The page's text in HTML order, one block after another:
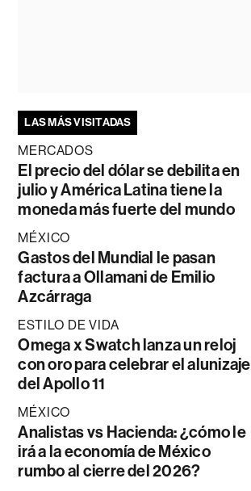
LAS MÁS VISITADAS
MERCADOS
El precio del dólar se debilita en
julio y América Latina tiene la
moneda más fuerte del mundo
MÉXICO
Gastos del Mundial le pasan
factura a Ollamani de Emilio
Azcárraga
ESTILO DE VIDA
Omega x Swatch lanza un reloj
con oro para celebrar el alunizaje
del Apollo 11
MÉXICO
Analistas vs Hacienda: ¿cómo le
irá a la economía de México
rumbo al cierre del 2026?